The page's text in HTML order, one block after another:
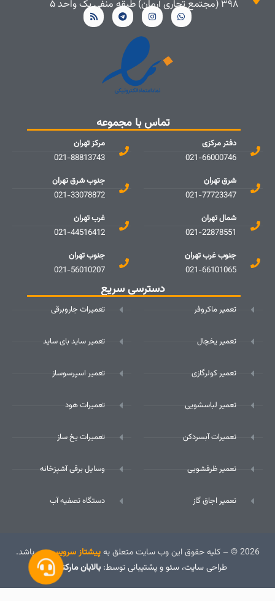
۳۹۸ (مجتمع تجاری آرمان) طبقه منفی یک واحد ۵
تماس با مجموعه
دفتر مرکزی
021-66000746
شرق تهران
021-77723347
شمال تهران
021-22878551
جنوب غرب تهران
021-66101065
مرکز تهران
021-88813743
جنوب شرق تهران
021-33078872
غرب تهران
021-44516412
جنوب تهران
021-56010207
دسترسی سریع
تعمیر ماکروفر
تعمیر یخچال
تعمیر کولرگازی
تعمیر لباسشویی
تعمیرات آبسردکن
تعمیر ظرفشویی
تعمیر اجاق گاز
تعمیرات جاروبرقی
تعمیر ساید بای ساید
تعمیر اسپرسوساز
تعمیرات هود
تعمیرات یخ ساز
وسایل برقی آشپزخانه
دستگاه تصفیه آب
2026 © – کلیه حقوق این وب سایت متعلق به پیشتاز سرویسمی باشد.
طراحی سایت، سئو و پشتیبانی توسط: بالابان مارکتینگ